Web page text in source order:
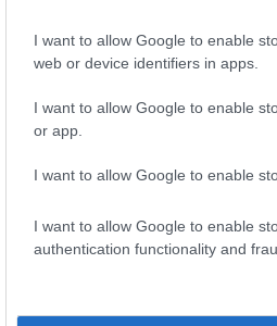
I want to allow Google to enable
web or device identifiers in apps.
I want to allow Google to enable
or app.
I want to allow Google to enable
I want to allow Google to enable
authentication functionality and
próbái, s egy
az őszi
előrejelzés aug. 17. -